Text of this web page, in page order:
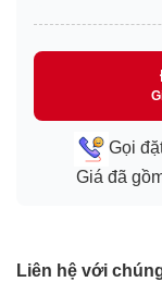
Gọi
Giá đã
Liên hệ với